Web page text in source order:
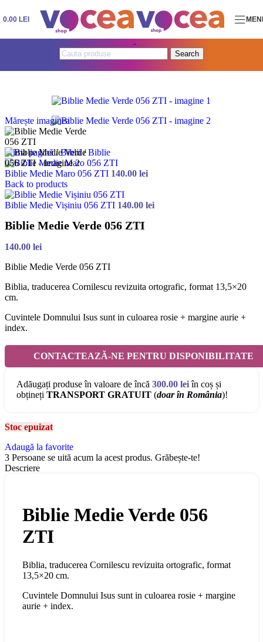
Skip to navigationSkip to main content
0.00 LEI
Search
Mărește imaginea
Prima pagină/ Biblii/ Biblie
Biblie Medie Maro 056 ZTI 140.00 lei
Back to products
Biblie Medie Vișiniu 056 ZTI 140.00 lei
Biblie Medie Verde 056 ZTI
140.00 lei
Biblie Medie Verde 056 ZTI
Biblia, traducerea Cornilescu revizuita ortografic, format 13,5×20
cm.
Cuvintele Domnului Isus sunt in culoarea rosie + margine aurie +
index.
CONTACTEAZĂ-NE PENTRU DISPONIBILITATE
Adăugați produse în valoare de încă 300.00 leiîn coș și
obțineți TRANSPORT GRATUIT (doar în România)!
Stoc epuizat
Adaugă la favorite
3 Persoane se uită acum la acest produs. Grăbește-te!
Descriere
Biblie Medie Verde 056
ZTI
Biblia, traducerea Cornilescu revizuita ortografic, format
13,5×20 cm.
Cuvintele Domnului Isus sunt in culoarea rosie + margine
aurie + index.